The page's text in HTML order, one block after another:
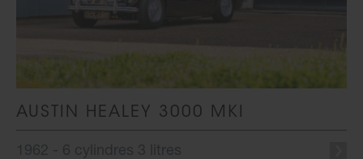
AUSTIN HEALEY 3000 MKI
1962 - 6 cylindres 3 litres